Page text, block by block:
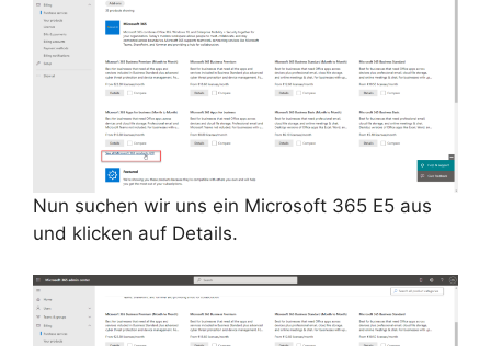
Nun suchen wir uns ein Microsoft 365 E5 aus
und klicken auf Details.